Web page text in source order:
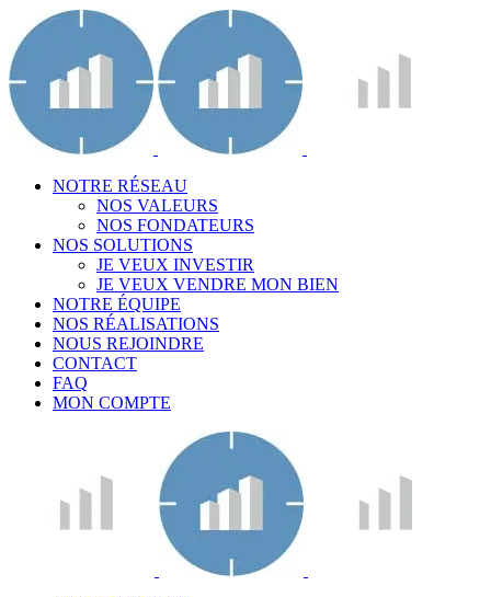
NOTRE RÉSEAU
NOS VALEURS
NOS FONDATEURS
NOS SOLUTIONS
JE VEUX INVESTIR
JE VEUX VENDRE MON BIEN
NOTRE ÉQUIPE
NOS RÉALISATIONS
NOUS REJOINDRE
CONTACT
FAQ
MON COMPTE